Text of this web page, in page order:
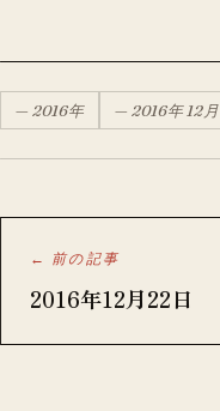
— 2016年 — 2016年12月
← 前の記事
2016年12月22日